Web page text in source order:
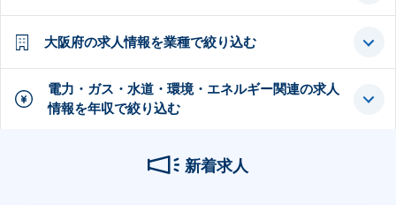
大阪府の求人情報を業種で絞り込む
電力・ガス・水道・環境・エネルギー関連の求人
情報を年収で絞り込む
新着求人